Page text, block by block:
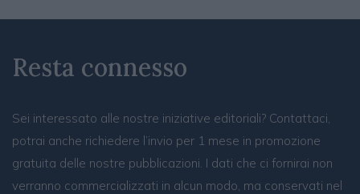
Resta connesso
Sei interessato alle nostre iniziative editoriali? Contattaci,
potrai anche richiedere l’invio per 1 mese in promozione
gratuita delle nostre pubblicazioni. I dati che ci fornirai non
verranno commercializzati in alcun modo, ma conservati nel